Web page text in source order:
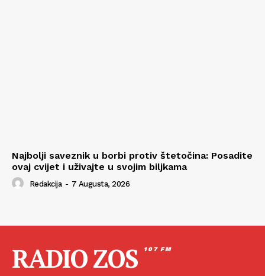
Najbolji saveznik u borbi protiv štetočina: Posadite
ovaj cvijet i uživajte u svojim biljkama
Redakcija - 7 Augusta, 2026
RADIO ZOS 107 FM